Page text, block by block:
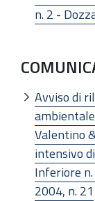
n. 2 -
Avviso di
Valentino
intensivo
Inferiore
2004, n. 21